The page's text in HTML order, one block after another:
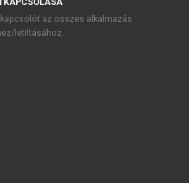
az összes alkalmazás
letiltásához.